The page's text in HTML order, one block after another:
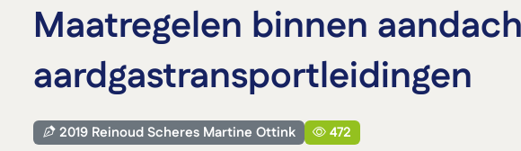
Maatregelen binnen
aardgastransportleidingen
2019 Reinoud Scheres Martine Ottink 472